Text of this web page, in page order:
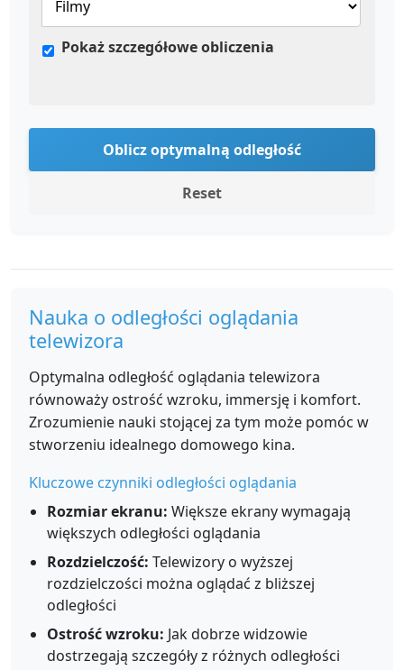
Pokaż szczegółowe obliczenia
Oblicz optymalną odległość
Reset
Nauka o odległości oglądania
telewizora
Optymalna odległość oglądania telewizora
równoważy ostrość wzroku, immersję i komfort.
Zrozumienie nauki stojącej za tym może pomóc w
stworzeniu idealnego domowego kina.
Kluczowe czynniki odległości oglądania
Rozmiar ekranu: Większe ekrany wymagają
większych odległości oglądania
Rozdzielczość: Telewizory o wyższej
rozdzielczości można oglądać z bliższej
odległości
Ostrość wzroku: Jak dobrze widzowie
dostrzegają szczegóły z różnych odległości